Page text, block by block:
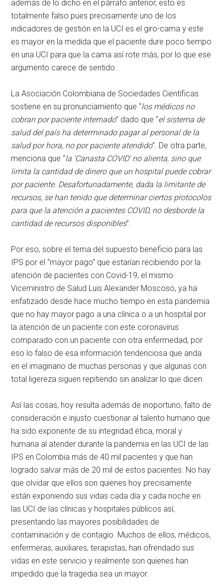
además de lo dicho en el párrafo anterior, esto es
totalmente falso pues precisamente uno de los
indicadores de gestión en la UCI es el giro-cama y este
es mayor en la medida que el paciente dure poco tiempo
en una UCI para que la cama así rote más, por lo que ese
argumento carece de sentido.
La Asociación Colombiana de Sociedades Científicas
sostiene en su pronunciamiento que “los médicos no
cobran por paciente internado” dado que “el sistema de
salud del país ha determinado pagar al personal de la
salud por hora, no por paciente atendido”. De otra parte,
menciona que “la ‘Canasta COVID’ no alienta, sino que
limita la cantidad de dinero que un hospital puede cobrar
por paciente. Desafortunadamente, dada la limitante de
recursos, se han tenido que determinar ciertos protocolos
para que la atención a pacientes COVID, no desborde la
cantidad de recursos disponibles”.
Por eso, sobre el tema del supuesto beneficio para las
IPS por el “mayor pago” que estarían recibiendo por la
atención de pacientes con Covid-19, el mismo
Viceministro de Salud Luis Alexander Moscoso, ya ha
enfatizado desde hace mucho tiempo en esta pandemia
que no hay mayor pago a una clínica o a un hospital por
la atención de un paciente con este coronavirus
comparado con un paciente con otra enfermedad, por
eso lo falso de esa información tendenciosa que anda
en el imaginario de muchas personas y que algunas con
total ligereza siguen repitiendo sin analizar lo que dicen.
Así las cosas, hoy resulta además de inoportuno, falto de
consideración e injusto cuestionar al talento humano que
ha sido exponente de su integridad ética, moral y
humana al atender durante la pandemia en las UCI de las
IPS en Colombia más de 40 mil pacientes y que han
logrado salvar más de 20 mil de estos pacientes. No hay
que olvidar que ellos son quienes hoy precisamente
están exponiendo sus vidas cada día y cada noche en
las UCI de las clínicas y hospitales públicos así,
presentando las mayores posibilidades de
contaminación y de contagio. Muchos de ellos, médicos,
enfermeras, auxiliares, terapistas, han ofrendado sus
vidas en este servicio y realmente son quienes han
impedido que la tragedia sea un mayor.